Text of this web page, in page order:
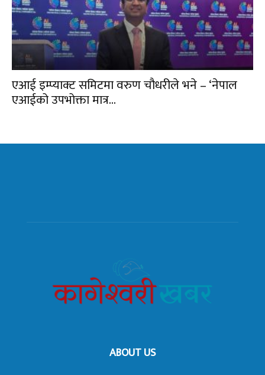
एआई इम्प्याक्ट समिटमा वरुण चौधरीले भने – ‘नेपाल
एआईको उपभोक्ता मात्र...
ABOUT US